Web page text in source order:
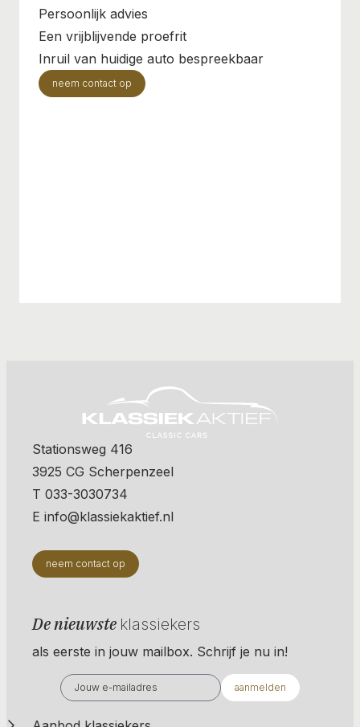
Persoonlijk advies
Een vrijblijvende proefrit
Inruil van huidige auto bespreekbaar
neem contact op
Stationsweg 416
3925 CG Scherpenzeel
T 033-3030734
E info@klassiekaktief.nl
neem contact op
De nieuwste klassiekers
als eerste in jouw mailbox. Schrijf je nu in!
aanmelden